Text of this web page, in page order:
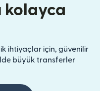
kolayca
ihtiyaçlar için, güvenilir
büyük transferler